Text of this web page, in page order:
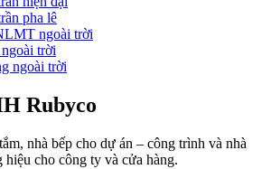
pha lê
ngoài trời
trời
ngoài trời
Rubyco
nhà bếp cho dự án – công trình và nhà
cho công ty và cửa hàng.